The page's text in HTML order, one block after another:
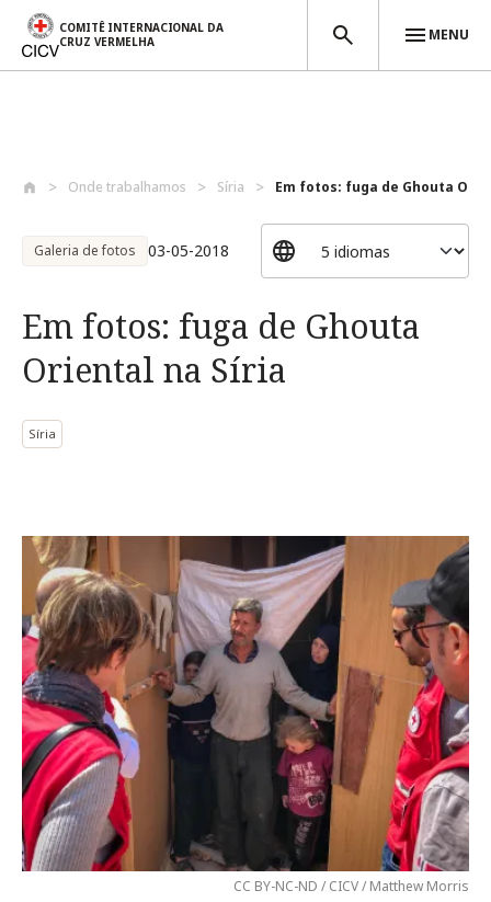
COMITÊ INTERNACIONAL DA
CRUZ VERMELHA
MENU
Onde trabalhamos Síria Em fotos: fuga de Ghouta
Galeria de fotos 03-05-2018
Em fotos: fuga de Ghouta
Oriental na Síria
Síria
CC BY-NC-ND / CICV / Matthew Morris